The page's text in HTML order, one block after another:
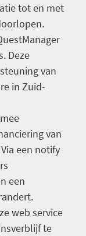
tot en met
Deze
van
in Zuid-
van
een notify
een
web service
te